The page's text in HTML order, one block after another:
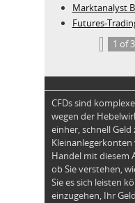
Marktanalyst
Futures-
1 of 3
CFDs sind
wegen der
einher, schnell
Kleinanlegerkonten
Handel mit diesem
ob Sie verstehen,
Sie es sich leisten
einzugehen, Ihr